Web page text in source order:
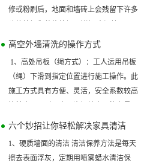
修或粉刷后，地面和墙砖上会残留下许多
高空外墙清洗的操作方式
1、高处吊板（绳方式）：工人运用吊板
（绳）下滑到指定位置进行施工操作。此
施工方式具有方便、灵活，安全系数较高
六个妙招让你轻松解决家具清洁
1、硬质墙面的清洁 清洁保养方法是每天
擦去表面浮灰，定期用喷雾蜡水清洁保